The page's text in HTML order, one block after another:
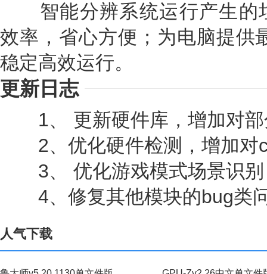
智能分辨系统运行产生的
效率，省心方便；为电脑提供
稳定高效运行。
更新日志
1、 更新硬件库，增加对部
2、优化硬件检测，增加对
3、 优化游戏模式场景识别
4、修复其他模块的bug类
人气下载